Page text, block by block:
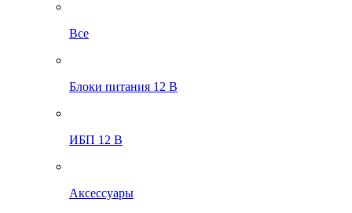
Все
Блоки питания 12 В
ИБП 12 В
Аксессуары